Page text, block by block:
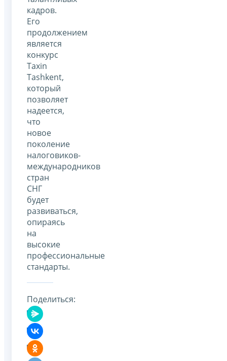
кадров.
Его
продолжением
является
конкурс
Taxin
Tashkent,
который
позволяет
надеется,
что
новое
поколение
налоговиков-
международников
стран
СНГ
будет
развиваться,
опираясь
на
высокие
профессиональные
стандарты.
Поделиться: